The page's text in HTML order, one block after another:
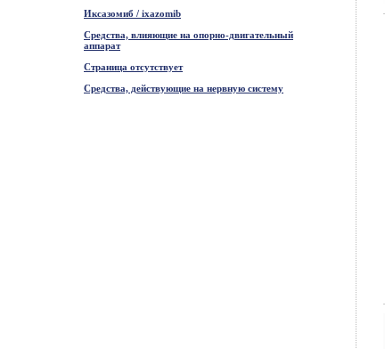
Иксазомиб / ixazomib
Средства, влияющие на опорно-двигательный
аппарат
Страница отсутствует
Средства, действующие на нервную систему